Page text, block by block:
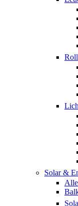
Solar &